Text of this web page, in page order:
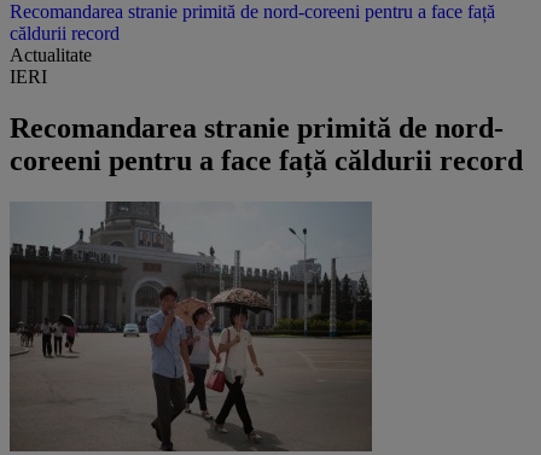
Recomandarea stranie primită de nord-coreeni pentru a face față
căldurii record
Actualitate
IERI
Recomandarea stranie primită de nord-
coreeni pentru a face față căldurii record